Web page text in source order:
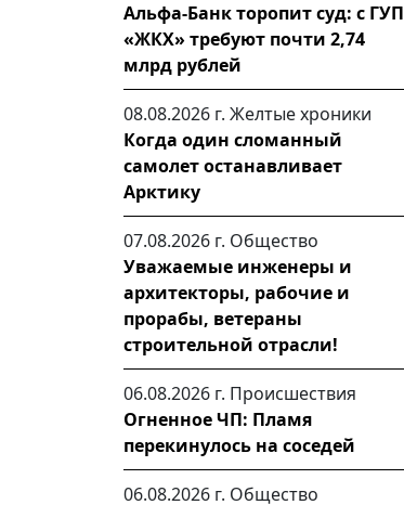
Альфа-Банк торопит суд: с ГУП
«ЖКХ» требуют почти 2,74
млрд рублей
08.08.2026 г. Желтые хроники
Когда один сломанный
самолет останавливает
Арктику
07.08.2026 г. Общество
Уважаемые инженеры и
архитекторы, рабочие и
прорабы, ветераны
строительной отрасли!
06.08.2026 г. Происшествия
Огненное ЧП: Пламя
перекинулось на соседей
06.08.2026 г. Общество